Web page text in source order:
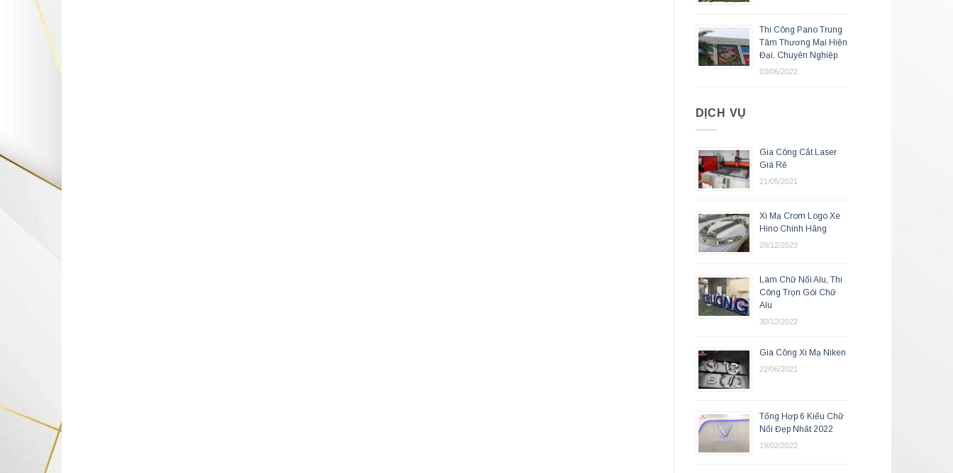
Thi Công Pano Trung
Tâm Thương Mại Hiện
Đại, Chuyên Nghiệp
03/06/2022
DỊCH VỤ
Gia Công Cắt Laser
Giá Rẻ
21/05/2021
Xi Mạ Crom Logo Xe
Hino Chính Hãng
28/12/2023
Làm Chữ Nổi Alu, Thi
Công Trọn Gói Chữ
Alu
30/12/2022
Gia Công Xi Mạ Niken
22/06/2021
Tổng Hợp 6 Kiểu Chữ
Nổi Đẹp Nhất 2022
19/02/2022